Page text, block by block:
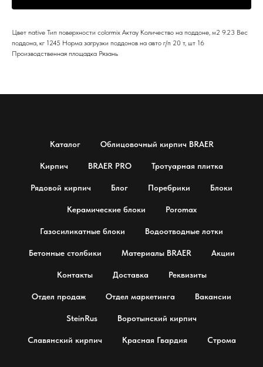
Цвет native Тип поверхности colormix Актау Количество на поддоне, м2 9.23 Вес
поддона, кг 1245 Норма загрузки поддонов на авто г/п 20 т, шт 16
Производственная площадка Рязань
Каталог Облицовочный кирпич BRAER
Кирпич BRAER PRO Тротуарная плитка
Рядовой кирпич Блог Поребрики Блоки
Керамические блоки Poromax
Газосиликатные блоки Водоотводные лотки
Бетонные столбики Материалы BRAER Акции
Контакты Доставка Реквизиты
Отдел продаж Отдел маркетинга Вакансии
SteinRus Воротынский кирпич
Славянский кирпич Красная Гвардия Строма